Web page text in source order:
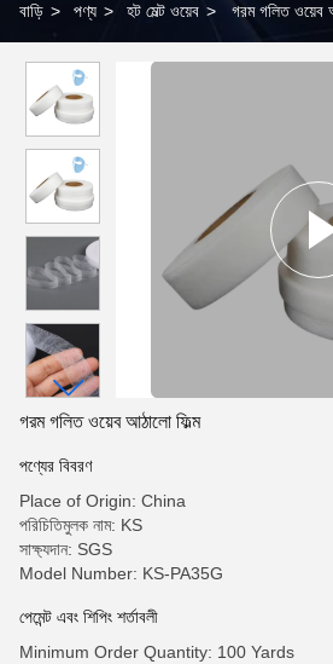
বাড়ি > পণ্য > হট মেল্ট ওয়েব > গরম গলিত ওয়েব
গরম গলিত ওয়েব আঠালো ফিল্ম
পণ্যের বিবরণ
Place of Origin: China
পরিচিতিমুলক নাম: KS
সাক্ষ্যদান: SGS
Model Number: KS-PA35G
পেমেন্ট এবং শিপিং শর্তাবলী
Minimum Order Quantity: 100 Yards